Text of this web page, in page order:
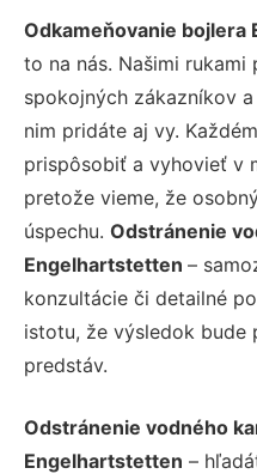
Odkameňovanie bojlera
to na nás. Našimi
spokojných zákazníkov
nim pridáte aj vy.
prispôsobiť a vyhovieť v
pretože vieme, že
úspechu. Odstránenie
Engelhartstetten –
konzultácie či detailné
istotu, že výsledok bude
predstáv.
Odstránenie vodného
Engelhartstetten –